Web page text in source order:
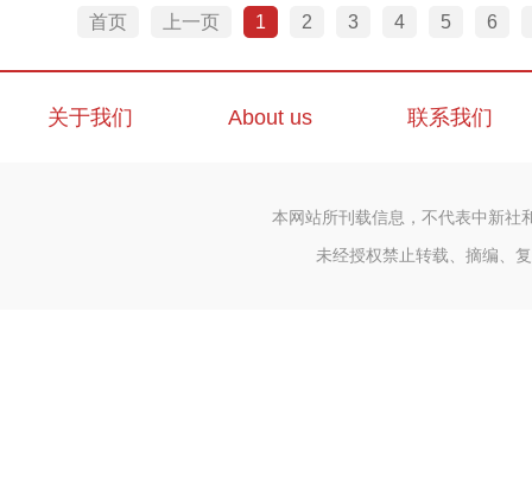
首页 上一页 1 2 3 4 5 6
关于我们 About us 联系我们
本网站所刊载信息，不代表中新社
未经授权禁止转载、摘编、